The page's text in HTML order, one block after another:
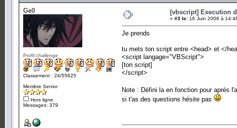
Ge0
Profil challenge
Classement : 24/55625
Membre Senior
Hors ligne
Messages: 379
[vbscript] Execution
« #3 le: 16 Juin 2006 à
Je prends
tu mets ton script entre <head> et </
<script langage="VBScript">
[ton script]
</script>
Note : Défini la en fonction pour après
si t'as des questions hésite pas